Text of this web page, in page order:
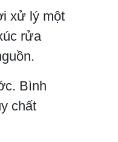
xử lý một
rửa
Bình
chất